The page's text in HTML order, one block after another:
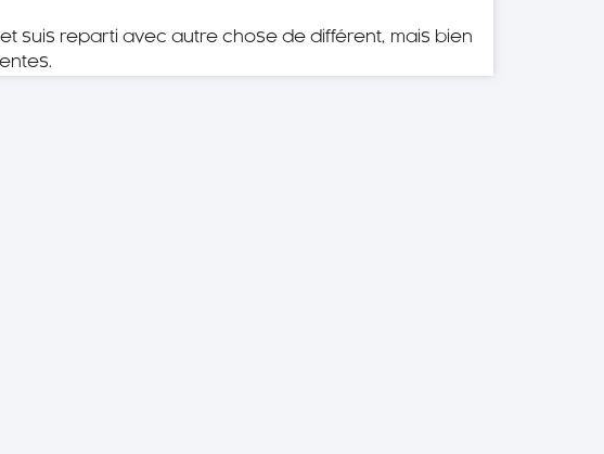
suis reparti avec autre chose de différent, mais bien